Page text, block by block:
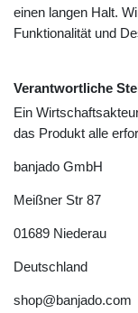
einen langen Halt.
Funktionalität und
Verantwortliche
Ein
das Produkt alle
banjado GmbH
Meißner Str 87
01689 Niederau
Deutschland
shop@banjado.com